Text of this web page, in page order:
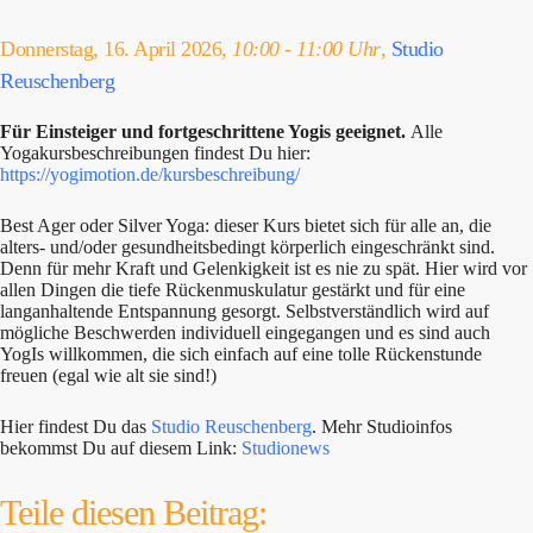
Donnerstag, 16. April 2026, 10:00 - 11:00 Uhr, Studio
Reuschenberg
Für Einsteiger und fortgeschrittene Yogis geeignet. Alle
Yogakursbeschreibungen findest Du hier:
https://yogimotion.de/kursbeschreibung/
Best Ager oder Silver Yoga: dieser Kurs bietet sich für alle an, die
alters- und/oder gesundheitsbedingt körperlich eingeschränkt sind.
Denn für mehr Kraft und Gelenkigkeit ist es nie zu spät. Hier wird vor
allen Dingen die tiefe Rückenmuskulatur gestärkt und für eine
langanhaltende Entspannung gesorgt. Selbstverständlich wird auf
mögliche Beschwerden individuell eingegangen und es sind auch
YogIs willkommen, die sich einfach auf eine tolle Rückenstunde
freuen (egal wie alt sie sind!)
Hier findest Du das Studio Reuschenberg. Mehr Studioinfos
bekommst Du auf diesem Link: Studionews
Teile diesen Beitrag: